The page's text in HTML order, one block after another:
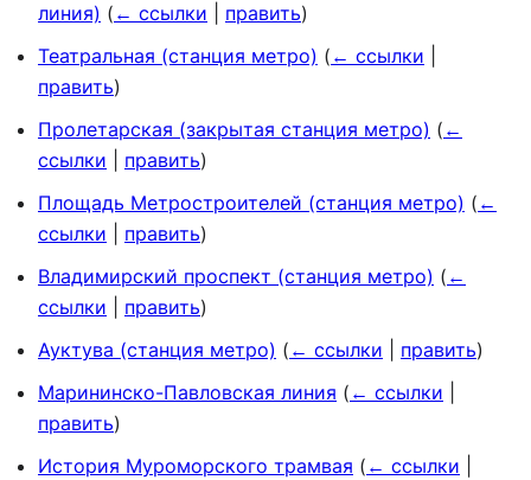
линия) ( ← ссылки править)
Театральная (станция метро) ( ← ссылки
править)
Пролетарская (закрытая станция метро) ( ←
ссылки
править)
Площадь Метростроителей (станция метро) ( ←
ссылки
править)
Владимирский проспект (станция метро) ( ←
ссылки
править)
Ауктува (станция метро) ( ← ссылки править)
Марининско-Павловская линия ( ← ссылки
править)
История Муроморского трамвая ( ← ссылки